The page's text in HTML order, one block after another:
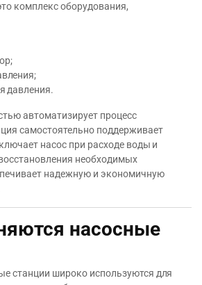
комплекс оборудования,
давления.
автоматизирует процесс
самостоятельно поддерживает
насос при расходе воды и
необходимых
надежную и экономичную
насосные
станции широко используются для